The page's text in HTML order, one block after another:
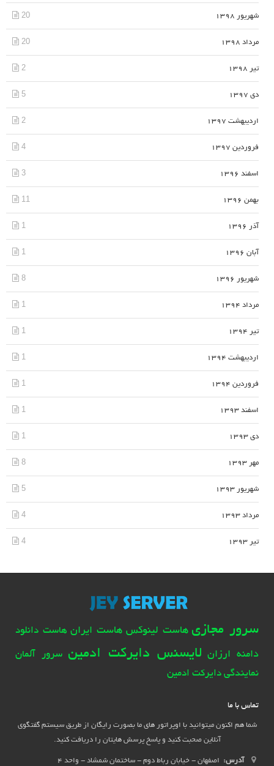
شهریور 1398 20
مرداد 1398 20
تیر 1398 2
دی 1397 5
اردیبهشت 1397 2
فروردین 1397 4
اسفند 1396 3
بهمن 1396 11
آذر 1396 1
آبان 1396 1
شهریور 1396 8
مرداد 1394 1
تیر 1394 1
اردیبهشت 1394 1
فروردین 1394 1
اسفند 1393 1
دی 1393 1
مهر 1393 8
شهریور 1393 5
مرداد 1393 4
تیر 1393 4
سرور مجازی هاست لینوکس هاست ایران هاست دانلود
دامنه ارزان لایسنس دایرکت ادمین سرور آلمان
نمایندگی دایرکت ادمین
تماس با ما
شما هم اکنون میتوانید با اوپراتور های ما بصورت رایگان از طریق سیستم گفتگوی
آنلاین صحبت کنید و پاسخ پرسش هایتان را دریافت کنید.
آدرس: اصفهان - خیابان رباط دوم - ساختمان شمشاد - واحد 4